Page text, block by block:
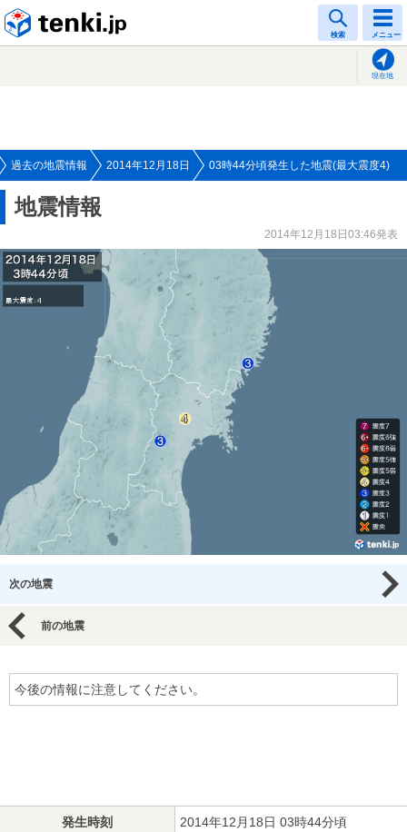
検索 メニュー
現在地
過去の地震情報 2014年12月18日 03時44分頃発生した地震(最大震度4)
地震情報
2014年12月18日03:46発表
次の地震
前の地震
今後の情報に注意してください。
発生時刻 2014年12月18日 03時44分頃